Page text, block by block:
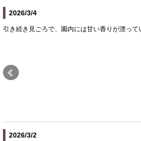
2026/3/4
引き続き見ごろで、園内には甘い香りが漂って
2026/3/2